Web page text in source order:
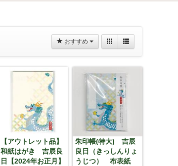
おすすめ
【アウトレット品】
和紙はがき 吉辰良
日【2024年お正月】
朱印帳(特大) 吉辰
良日（きっしんりょ
うじつ） 布表紙